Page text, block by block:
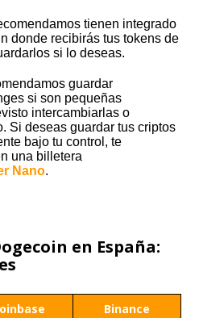
tienen integrado
donde recibirás tus tokens de
si lo deseas.
guardar
si son pequeñas
intercambiarlas o
Si deseas guardar tus criptos
bajo tu control, te
una billetera
Nano.
en España:
Binance